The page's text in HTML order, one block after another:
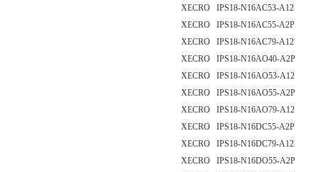
XECRO IPS18-N16AC53-A12
XECRO IPS18-N16AC55-A2P
XECRO IPS18-N16AC79-A12
XECRO IPS18-N16AO40-A2P
XECRO IPS18-N16AO53-A12
XECRO IPS18-N16AO55-A2P
XECRO IPS18-N16AO79-A12
XECRO IPS18-N16DC55-A2P
XECRO IPS18-N16DC79-A12
XECRO IPS18-N16DO55-A2P